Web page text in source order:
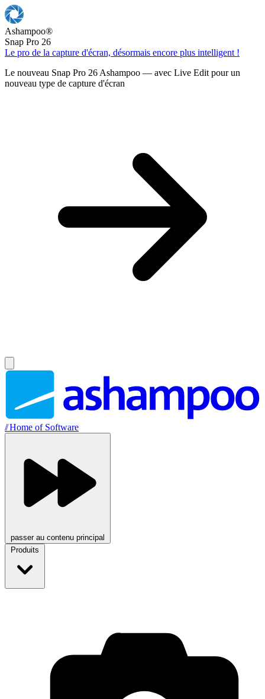
Ashampoo®
Snap Pro 26
Le pro de la capture d'écran, désormais encore plus intelligent !
Le nouveau Snap Pro 26 Ashampoo — avec Live Edit pour un
nouveau type de capture d'écran
//Home of Software
passer au contenu principal
Produits